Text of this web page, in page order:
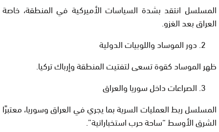
المسلسل انتقد بشدة السياسات الأميركية في المنطقة، خاصة
العراق بعد الغزو.
دور الموساد واللوبيات الدولية
ظهر الموساد كقوة تسعى لتفتيت المنطقة وإرباك تركيا.
الصراعات داخل سوريا والعراق
المسلسل ربط العمليات السرية بما يجري في العراق وسوريا، معتبرًا
الشرق الأوسط “ساحة حرب استخباراتية”.